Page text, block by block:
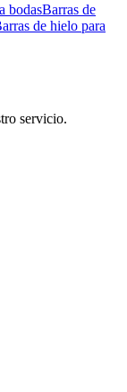
bodasBarras de
de hielo para
servicio.